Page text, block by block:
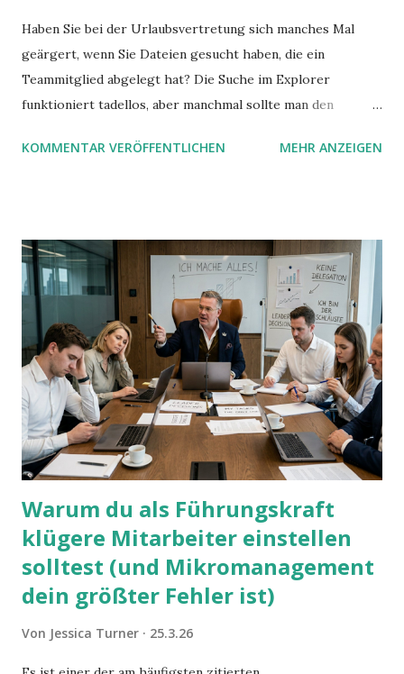
Haben Sie bei der Urlaubsvertretung sich manches Mal
geärgert, wenn Sie Dateien gesucht haben, die ein
Teammitglied abgelegt hat? Die Suche im Explorer
funktioniert tadellos, aber manchmal sollte man den
mit UND oder ODER oder NICHT... Das geht so einfach,
KOMMENTAR VERÖFFENTLICHEN MEHR ANZEIGEN
Warum du als Führungskraft
klügere Mitarbeiter einstellen
solltest (und Mikromanagement
dein größter Fehler ist)
Von Jessica Turner 25.3.26